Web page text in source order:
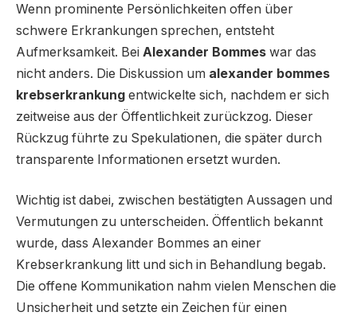
Wenn prominente Persönlichkeiten offen über
schwere Erkrankungen sprechen, entsteht
Aufmerksamkeit. Bei Alexander Bommes war das
nicht anders. Die Diskussion um alexander bommes
krebserkrankung entwickelte sich, nachdem er sich
zeitweise aus der Öffentlichkeit zurückzog. Dieser
Rückzug führte zu Spekulationen, die später durch
transparente Informationen ersetzt wurden.
Wichtig ist dabei, zwischen bestätigten Aussagen und
Vermutungen zu unterscheiden. Öffentlich bekannt
wurde, dass Alexander Bommes an einer
Krebserkrankung litt und sich in Behandlung begab.
Die offene Kommunikation nahm vielen Menschen die
Unsicherheit und setzte ein Zeichen für einen